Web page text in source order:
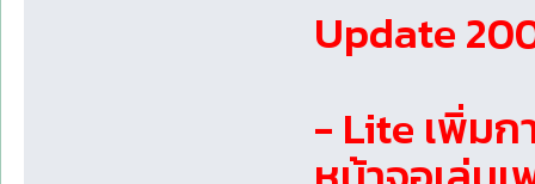
Update
- Lite เพิ่มก